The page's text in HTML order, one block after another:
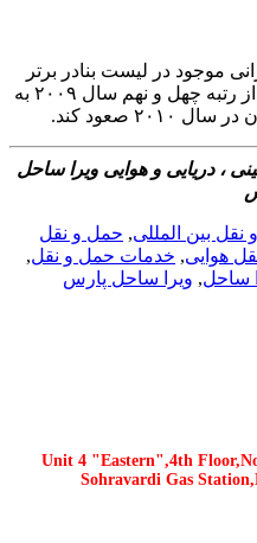
موجود در لیست بنادر برتر
جهان است توانست با دو پله صعود از رتبه چهل و نهم سال ۲۰۰۹ به
صعود کند.
، دریایی و هوایی ویرا ساحل
نقل بین المللی, حمل و نقل
هوایی, خدمات حمل و نقل,
ساحل, ویرا ساحل پارس
Unit 4 "Eastern",4th
Sohravardi Gas